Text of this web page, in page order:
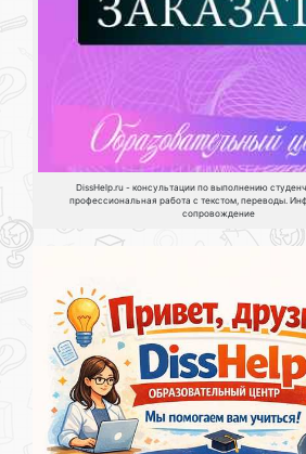
DissHelp.ru - консультации по выполнению
профессиональная работа с текстом, переводы.
сопровождение